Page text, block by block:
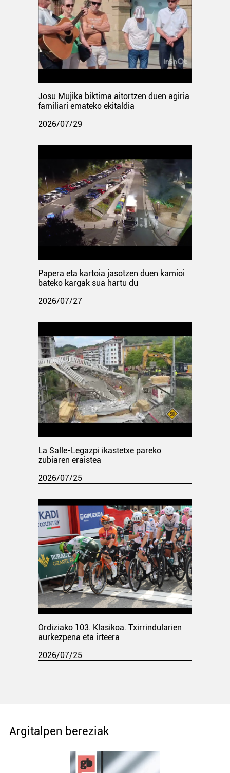
Josu Mujika biktima aitortzen duen agiria
familiari emateko ekitaldia
2026/07/29
Papera eta kartoia jasotzen duen kamioi
bateko kargak sua hartu du
2026/07/27
La Salle-Legazpi ikastetxe pareko
zubiaren eraistea
2026/07/25
Ordiziako 103. Klasikoa. Txirrindularien
aurkezpena eta irteera
2026/07/25
Argitalpen bereziak